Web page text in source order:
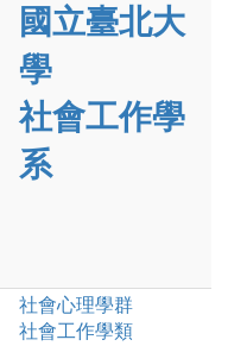
國立臺北大
學
社會工作學
系
社會心理學群
社會工作學類